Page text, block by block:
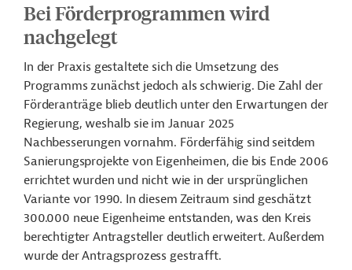
Bei Förderprogrammen wird
nachgelegt
In der Praxis gestaltete sich die Umsetzung des
Programms zunächst jedoch als schwierig. Die Zahl der
Förderanträge blieb deutlich unter den Erwartungen der
Regierung, weshalb sie im Januar 2025
Nachbesserungen vornahm. Förderfähig sind seitdem
Sanierungsprojekte von Eigenheimen, die bis Ende 2006
errichtet wurden und nicht wie in der ursprünglichen
Variante vor 1990. In diesem Zeitraum sind geschätzt
300.000 neue Eigenheime entstanden, was den Kreis
berechtigter Antragsteller deutlich erweitert. Außerdem
wurde der Antragsprozess gestrafft.